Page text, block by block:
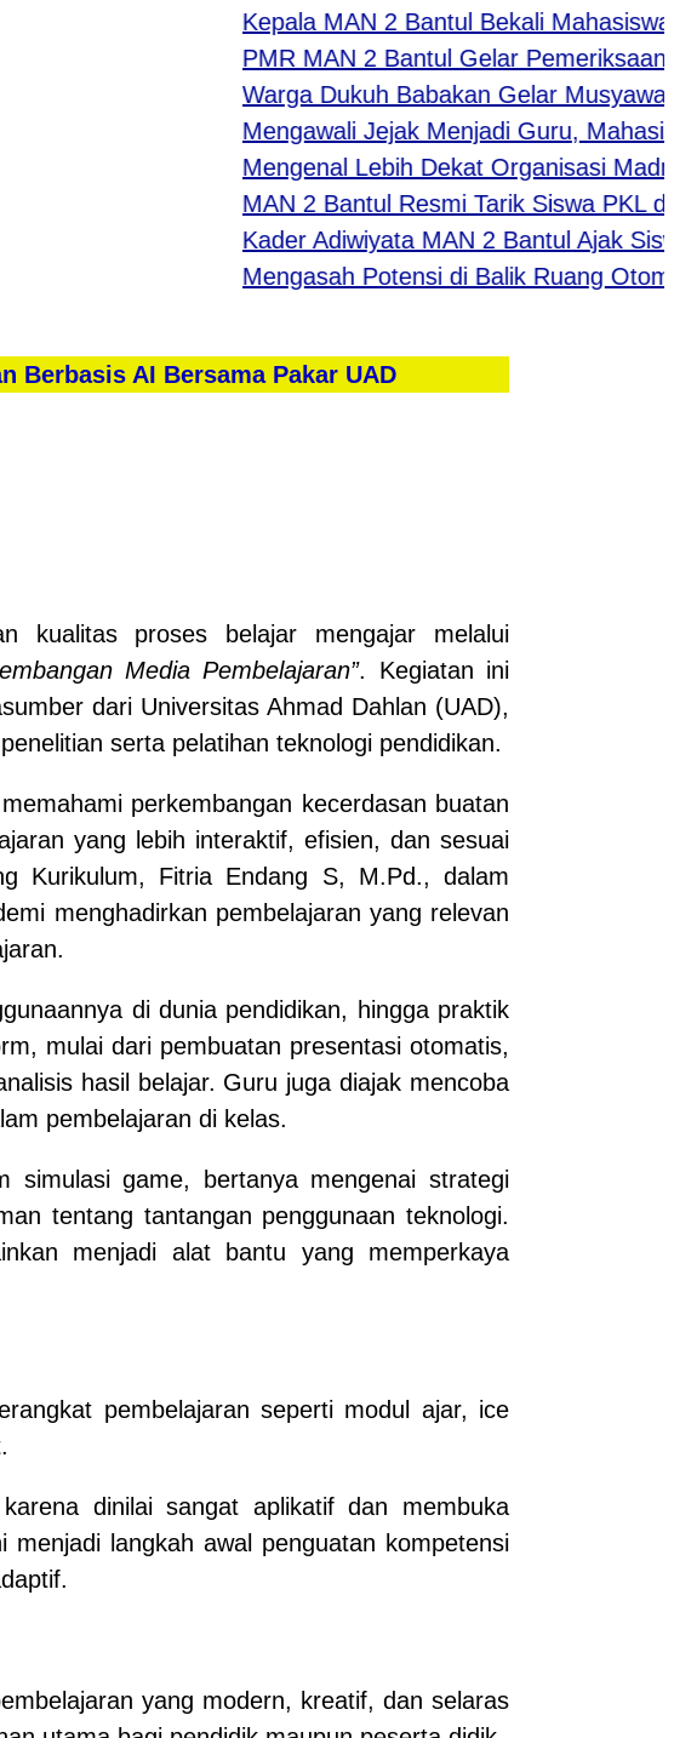
Kepala MAN 2 Bantul Bekali Mahasiswa
PMR MAN 2 Bantul Gelar Pemeriksaan
Warga Dukuh Babakan Gelar
Mengawali Jejak Menjadi Guru,
Mengenal Lebih Dekat Organisasi
MAN 2 Bantul Resmi Tarik Siswa PKL
Kader Adiwiyata MAN 2 Bantul Ajak
Mengasah Potensi di Balik Ruang
Berbasis AI Bersama Pakar UAD
kualitas proses belajar mengajar melalui
Media Pembelajaran”. Kegiatan ini
dari Universitas Ahmad Dahlan (UAD),
serta pelatihan teknologi pendidikan.
perkembangan kecerdasan buatan
yang lebih interaktif, efisien, dan sesuai
Kurikulum, Fitria Endang S, M.Pd., dalam
menghadirkan pembelajaran yang relevan
di dunia pendidikan, hingga praktik
mulai dari pembuatan presentasi otomatis,
hasil belajar. Guru juga diajak mencoba
pembelajaran di kelas.
simulasi game, bertanya mengenai strategi
tentang tantangan penggunaan teknologi.
menjadi alat bantu yang memperkaya
pembelajaran seperti modul ajar, ice
dinilai sangat aplikatif dan membuka
langkah awal penguatan kompetensi
yang modern, kreatif, dan selaras